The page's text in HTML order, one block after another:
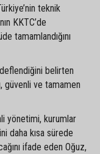
teknik
KKTC’de
tamamlandığını
belirten
güvenli ve tamamen
yönetimi, kurumlar
daha kısa sürede
ifade eden Oğuz,